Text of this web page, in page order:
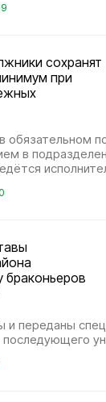
сохранят
при
обязательном
в
браконьеров
и переданы
последующего